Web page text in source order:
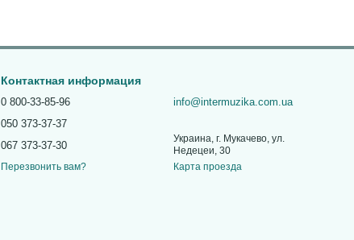
Контактная информация
0 800-33-85-96
050 373-37-37
067 373-37-30
Перезвонить вам?
info@intermuzika.com.ua
Украина, г. Мукачево, ул.
Недецеи, 30
Карта проезда